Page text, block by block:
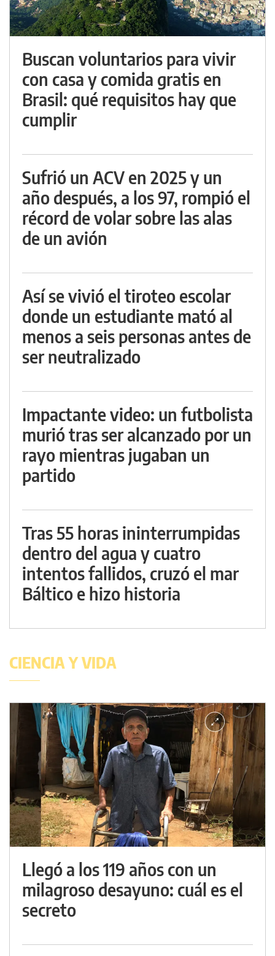
Buscan voluntarios para vivir
con casa y comida gratis en
Brasil: qué requisitos hay que
cumplir
Sufrió un ACV en 2025 y un
año después, a los 97, rompió el
récord de volar sobre las alas
de un avión
Así se vivió el tiroteo escolar
donde un estudiante mató al
menos a seis personas antes de
ser neutralizado
Impactante video: un futbolista
murió tras ser alcanzado por un
rayo mientras jugaban un
partido
Tras 55 horas ininterrumpidas
dentro del agua y cuatro
intentos fallidos, cruzó el mar
Báltico e hizo historia
CIENCIA Y VIDA
Llegó a los 119 años con un
milagroso desayuno: cuál es el
secreto